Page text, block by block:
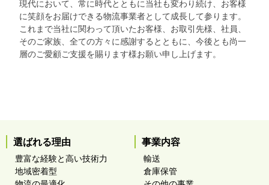
現代において、常に時代とともに当社も変わり続け、お客様
に笑顔をお届けできる物流事業者として成長して参ります。
これまで当社に関わって頂いたお客様、お取引先様、社員、
そのご家族、全ての方々に感謝するとともに、今後とも尚一
層のご愛顧ご支援を賜ります様お願い申し上げます。
選ばれる理由
豊富な経験と高い技術力
地域密着型
事業内容
輸送
倉庫保管